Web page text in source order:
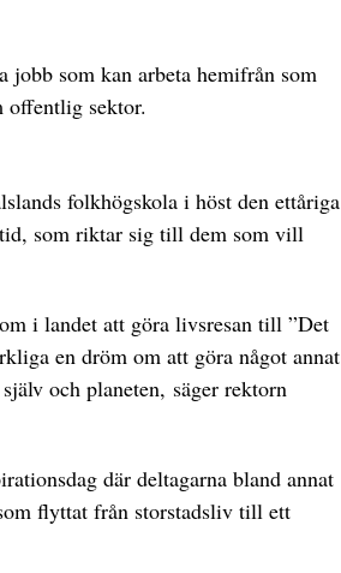
jobb som kan arbeta hemifrån som
offentlig sektor.
folkhögskola i höst den ettåriga
som riktar sig till dem som vill
i landet att göra livsresan till ”Det
en dröm om att göra något annat
och planeten, säger rektorn
där deltagarna bland annat
flyttat från storstadsliv till ett